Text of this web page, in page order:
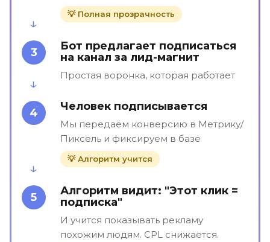
💡 Полная прозрачность
3
Бот предлагает подписаться
на канал за лид-магнит
Простая воронка, которая работает
4 Человек подписывается
Мы передаём конверсию в Метрику/
Пиксель и фиксируем в базе
💡 Алгоритм учится
5
Алгоритм видит: "Этот клик =
подписка"
И учится показывать рекламу
похожим людям. CPL снижается.